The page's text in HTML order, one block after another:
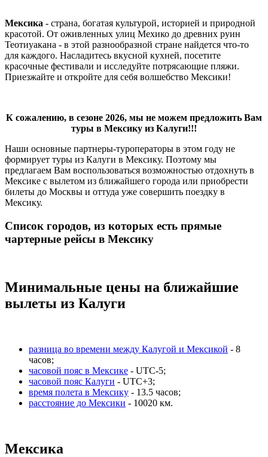
Мексика - страна, богатая культурой, историей и природной
красотой. От оживленных улиц Мехико до древних руин
Теотиуакана - в этой разнообразной стране найдется что-то
для каждого. Насладитесь вкусной кухней, посетите
красочные фестивали и исследуйте потрясающие пляжи.
Приезжайте и откройте для себя волшебство Мексики!
К сожалению, в сезоне 2026, мы не можем предложить Вам
туры в Мексику из Калуги!!!
Наши основные партнеры-туроператоры в этом году не
формирует туры из Калуги в Мексику. Поэтому мы
предлагаем Вам воспользоваться возможностью отдохнуть в
Мексике с вылетом из ближайшего города или приобрести
билеты до Москвы и оттуда уже совершить поездку в
Мексику.
Список городов, из которых есть прямые
чартерные рейсы в Мексику
Минимальные цены на ближайшие
вылеты из Калуги
разница во времени между Калугой и Мексикой - 8
часов;
часовой пояс в Мексике - UTC-5;
часовой пояс Калуги - UTC+3;
время полета в Мексику - 13.5 часов;
расстояние до Мексики - 10020 км.
Мексика